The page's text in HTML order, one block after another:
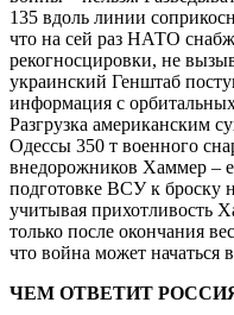
135 вдоль линии
что на сей раз НАТО
рекогносцировки, не
украинский Генштаб
информация с
Разгрузка американским
Одессы 350 т военного
внедорожников Хаммер –
подготовке ВСУ к броску
учитывая прихотливость
только после окончания
что война может начаться
ЧЕМ ОТВЕТИТ